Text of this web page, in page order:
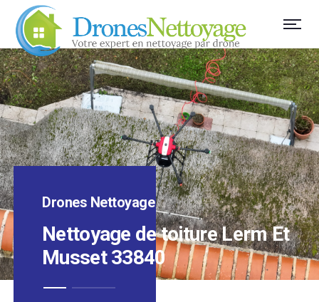
Drones Nettoyage
Nettoyage de toiture Lerm Et
Musset 33840